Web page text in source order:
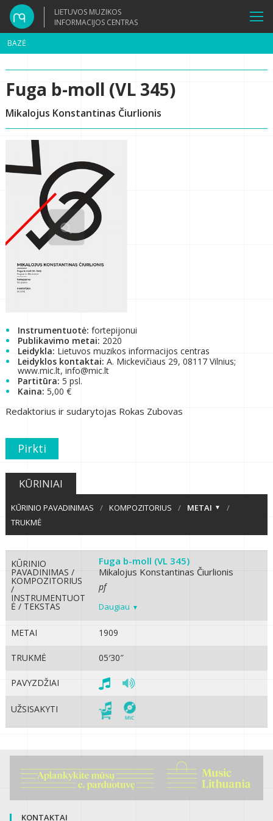
LIETUVOS MUZIKOS
INFORMACIJOS CENTRAS
BAZĖ
Fuga b-moll (VL 345)
Mikalojus Konstantinas Čiurlionis
Instrumentuotė: fortepijonui
Publikavimo metai: 2020
Leidykla: Lietuvos muzikos informacijos centras
Leidyklos kontaktai: A. Mickevičiaus 29, 08117 Vilnius;
www.mic.lt, info@mic.lt
Partitūra: 5 psl.
Kaina: 5,00 €
Redaktorius ir sudarytojas Rokas Zubovas
Pirkti
KŪRINIAI
KŪRINIO PAVADINIMAS / KOMPOZITORIUS / METAI
/
TRUKMĖ
KŪRINIO
PAVADINIMAS /
KOMPOZITORIUS
/
INSTRUMENTUOT
Ė / TEKSTAS
Fuga b-moll (VL 345)
Mikalojus Konstantinas Čiurlionis
pf
Daugiau
METAI 1909
TRUKMĖ 05′30″
PAVYZDŽIAI
UŽSISAKYTI
KONTAKTAI